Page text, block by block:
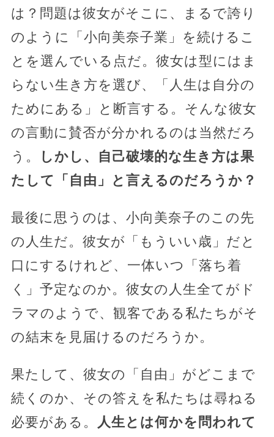
は？問題は彼女がそこに、まるで誇り
のように「小向美奈子業」を続けるこ
とを選んでいる点だ。彼女は型にはま
らない生き方を選び、「人生は自分の
ためにある」と断言する。そんな彼女
の言動に賛否が分かれるのは当然だろ
う。
しかし、自己破壊的な生き方は果
たして「自由」と言えるのだろうか？
最後に思うのは、小向美奈子のこの先
の人生だ。彼女が「もういい歳」だと
口にするけれど、一体いつ「落ち着
く」予定なのか。彼女の人生全てがド
ラマのようで、観客である私たちがそ
の結末を見届けるのだろうか。
果たして、彼女の「自由」がどこまで
続くのか、その答えを私たちは尋ねる
必要がある。
人生とは何かを問われて